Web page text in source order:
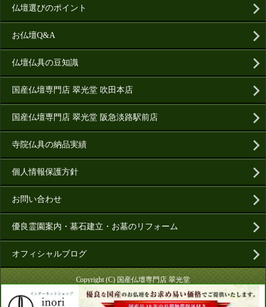
仏壇選びのポイント
お仏壇Q&A
仏壇仏具の豆知識
国産仏壇専門店 翠光堂 吹田本店
国産仏壇専門店 翠光堂 阪急淡路駅前店
寺院仏具の納品実績
個人情報保護方針
お問い合わせ
優良霊園案内・墓石建立・お墓のリフォーム
オフィシャルブログ
Copyright (C) 国産仏壇専門店 翠光堂